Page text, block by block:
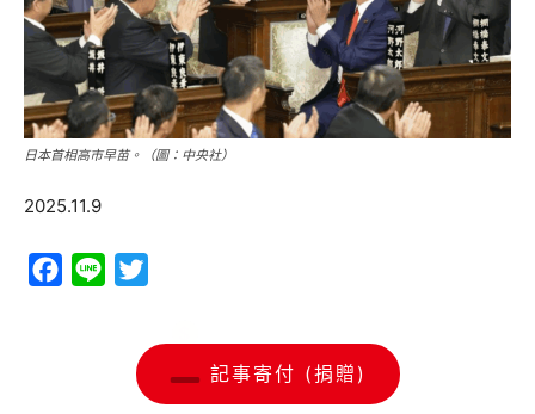
日本首相高市早苗。（圖：中央社）
2025.11.9
Facebook
Line
記事寄付 (捐贈)